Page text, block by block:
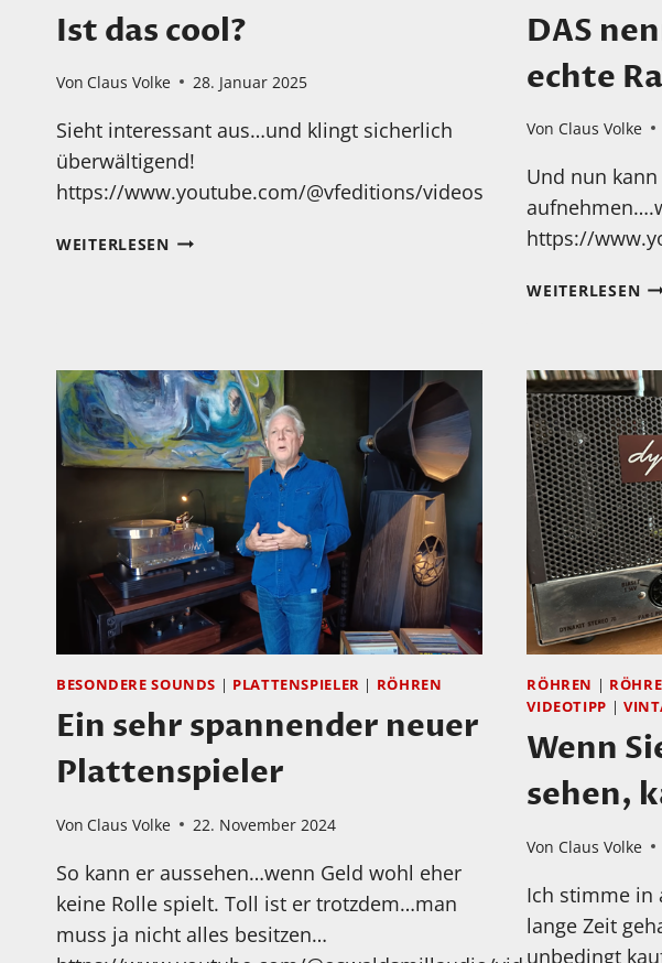
Ist das cool?
Von Claus Volke 28. Januar 2025
Sieht interessant aus…und klingt sicherlich
überwältigend!
https://www.youtube.com/@vfeditions/videos
WEITERLESENIST
DAS
echte
Von Claus Volke
Und nun
https://
WEITERLESEN
BESONDERE SOUNDS | PLATTENSPIELER | RÖHREN
Ein sehr spannender neuer
Plattenspieler
Von Claus Volke 22. November 2024
So kann er aussehen…wenn Geld wohl eher
keine Rolle spielt. Toll ist er trotzdem…man
muss ja nicht alles besitzen…
RÖHREN |
VIDEOTIPP |
Wenn
sehen,
Von Claus Volke
Ich stimme in
lange Zeit
unbedingt